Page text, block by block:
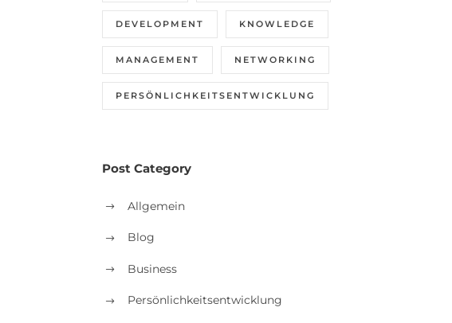
DEVELOPMENT KNOWLEDGE
MANAGEMENT NETWORKING
PERSÖNLICHKEITSENTWICKLUNG
Post Category
Allgemein
Blog
Business
Persönlichkeitsentwicklung